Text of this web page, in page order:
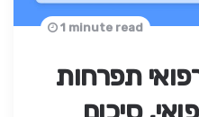
תפרחות
1 minute read